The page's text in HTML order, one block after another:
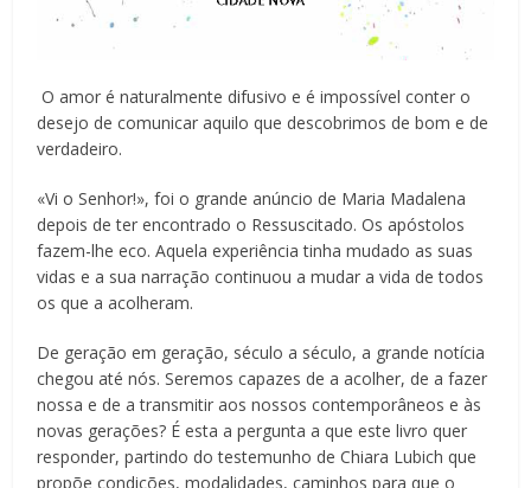
O amor é naturalmente difusivo e é impossível conter o
desejo de comunicar aquilo que descobrimos de bom e de
verdadeiro.
«Vi o Senhor!», foi o grande anúncio de Maria Madalena
depois de ter encontrado o Ressuscitado. Os apóstolos
fazem-lhe eco. Aquela experiência tinha mudado as suas
vidas e a sua narração continuou a mudar a vida de todos
os que a acolheram.
De geração em geração, século a século, a grande notícia
chegou até nós. Seremos capazes de a acolher, de a fazer
nossa e de a transmitir aos nossos contemporâneos e às
novas gerações? É esta a pergunta a que este livro quer
responder, partindo do testemunho de Chiara Lubich que
propõe condições, modalidades, caminhos para que o